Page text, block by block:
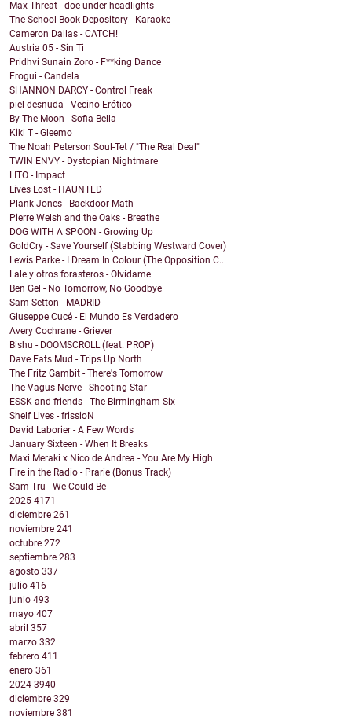
Max Threat - doe under headlights
The School Book Depository - Karaoke
Cameron Dallas - CATCH!
Austria 05 - Sin Ti
Pridhvi Sunain Zoro - F**king Dance
Frogui - Candela
SHANNON DARCY - Control Freak
piel desnuda - Vecino Erótico
By The Moon - Sofia Bella
Kiki T - Gleemo
The Noah Peterson Soul-Tet / "The Real Deal"
TWIN ENVY - Dystopian Nightmare
LITO - Impact
Lives Lost - HAUNTED
Plank Jones - Backdoor Math
Pierre Welsh and the Oaks - Breathe
DOG WITH A SPOON - Growing Up
GoldCry - Save Yourself (Stabbing Westward Cover)
Lewis Parke - I Dream In Colour (The Opposition C...
Lale y otros forasteros - Olvídame
Ben Gel - No Tomorrow, No Goodbye
Sam Setton - MADRID
Giuseppe Cucé - El Mundo Es Verdadero
Avery Cochrane - Griever
Bishu - DOOMSCROLL (feat. PROP)
Dave Eats Mud - Trips Up North
The Fritz Gambit - There's Tomorrow
The Vagus Nerve - Shooting Star
ESSK and friends - The Birmingham Six
Shelf Lives - frissioN
David Laborier - A Few Words
January Sixteen - When It Breaks
Maxi Meraki x Nico de Andrea - You Are My High
Fire in the Radio - Prarie (Bonus Track)
Sam Tru - We Could Be
2025 4171
diciembre 261
noviembre 241
octubre 272
septiembre 283
agosto 337
julio 416
junio 493
mayo 407
abril 357
marzo 332
febrero 411
enero 361
2024 3940
diciembre 329
noviembre 381